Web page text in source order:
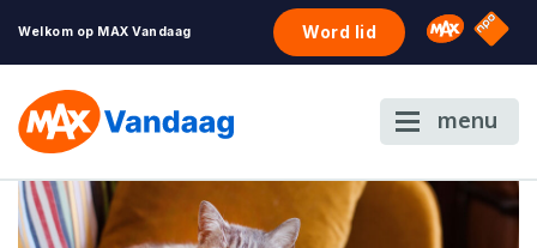
Welkom op MAX Vandaag Word lid Omroep
NPO
menu